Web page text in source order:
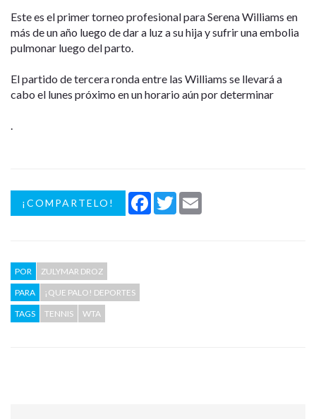
Este es el primer torneo profesional para Serena Williams en
más de un año luego de dar a luz a su hija y sufrir una embolia
pulmonar luego del parto.
El partido de tercera ronda entre las Williams se llevará a
cabo el lunes próximo en un horario aún por determinar
¡COMPARTELO! Facebook
Twitter
POR
ZULYMAR DROZ
PARA
¡QUE PALO! DEPORTES
TAGS
TENNIS WTA